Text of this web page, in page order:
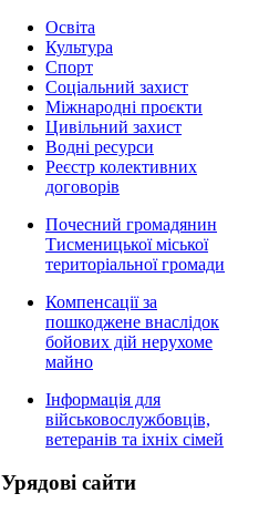
Освіта
Культура
Спорт
Соціальний захист
Міжнародні проєкти
Цивільний захист
Водні ресурси
Реєстр колективних
договорів
Почесний громадянин
Тисменицької міської
територіальної громади
Компенсації за
пошкоджене внаслідок
бойових дій нерухоме
майно
Інформація для
військовослужбовців,
ветеранів та іхніх сімей
Урядові сайти